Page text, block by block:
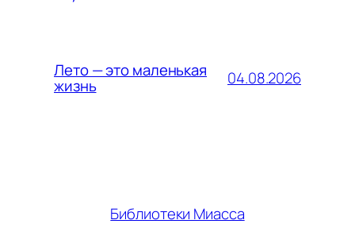
Лето — это маленькая
жизнь 04.08.2026
Библиотеки Миасса